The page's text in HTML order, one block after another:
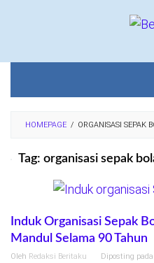
HOMEPAGE / ORGANISASI SEPAK
Tag: organisasi sepak
Induk Organisasi Sepak
Mandul Selama 90 Tahun
Oleh Redaksi Beritaku Diposting pada